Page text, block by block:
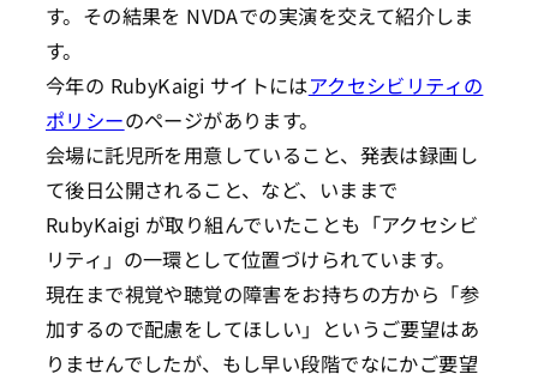
す。その結果を NVDAでの実演を交えて紹介しま
す。
今年の RubyKaigi サイトにはアクセシビリティの
ポリシーのページがあります。
会場に託児所を用意していること、発表は録画し
て後日公開されること、など、いままで
RubyKaigi が取り組んでいたことも「アクセシビ
リティ」の一環として位置づけられています。
現在まで視覚や聴覚の障害をお持ちの方から「参
加するので配慮をしてほしい」というご要望はあ
りませんでしたが、もし早い段階でなにかご要望